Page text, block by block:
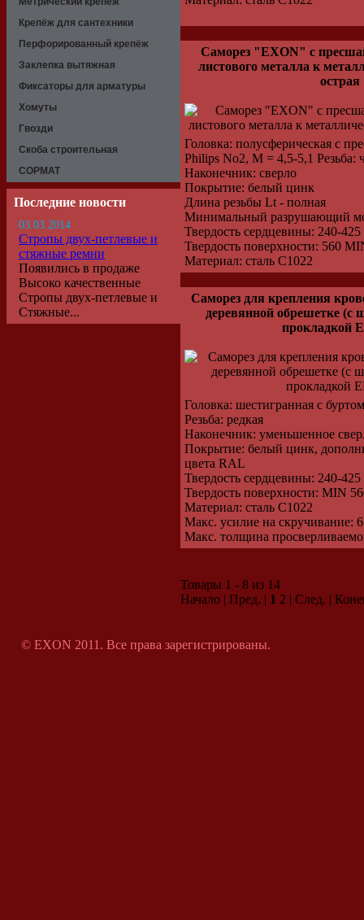
Крепёж для сантехники
Перфорированный крепёж
Заклепка вытяжная
Фиксаторы для арматуры
Хомуты
Гвозди
Скоба строительная
СОРМАТ
Последние новости
03.03.2014
Стропы двух-петлевые и
стяжные ремни
Появились в продаже
Высоко качественные
Стропы двух-петлевые и
Стяжные...
Саморез "EXON" с
листового металла к
острая
Головка: полусферическая с
Philips No2, M = 4,5-5,1 Резьба:
Наконечник: сверло
Покрытие: белый цинк
Длина резьбы Lt - полная
Минимальный разрушающий
Твердость сердцевины: 240-
Твердость поверхности: 560
Материал: сталь С1022
Саморез для крепления
деревянной обрешетке (с
прокладкой
Головка: шестигранная с
Резьба: редкая
Наконечник: уменьшенное
Покрытие: белый цинк,
цвета RAL
Твердость сердцевины: 240-
Твердость поверхности: MIN
Материал: сталь С1022
Макс. усилие на скручивание:
Макс. толщина
Товары 1 - 8 из 14
Начало | Пред. | 1 2 | След. |
© EXON 2011. Все права зарегистрированы.